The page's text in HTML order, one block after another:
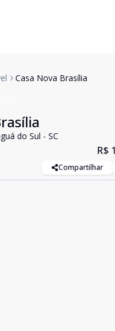
Casa Nova Brasília
do Sul - SC
R$
Compartilhar